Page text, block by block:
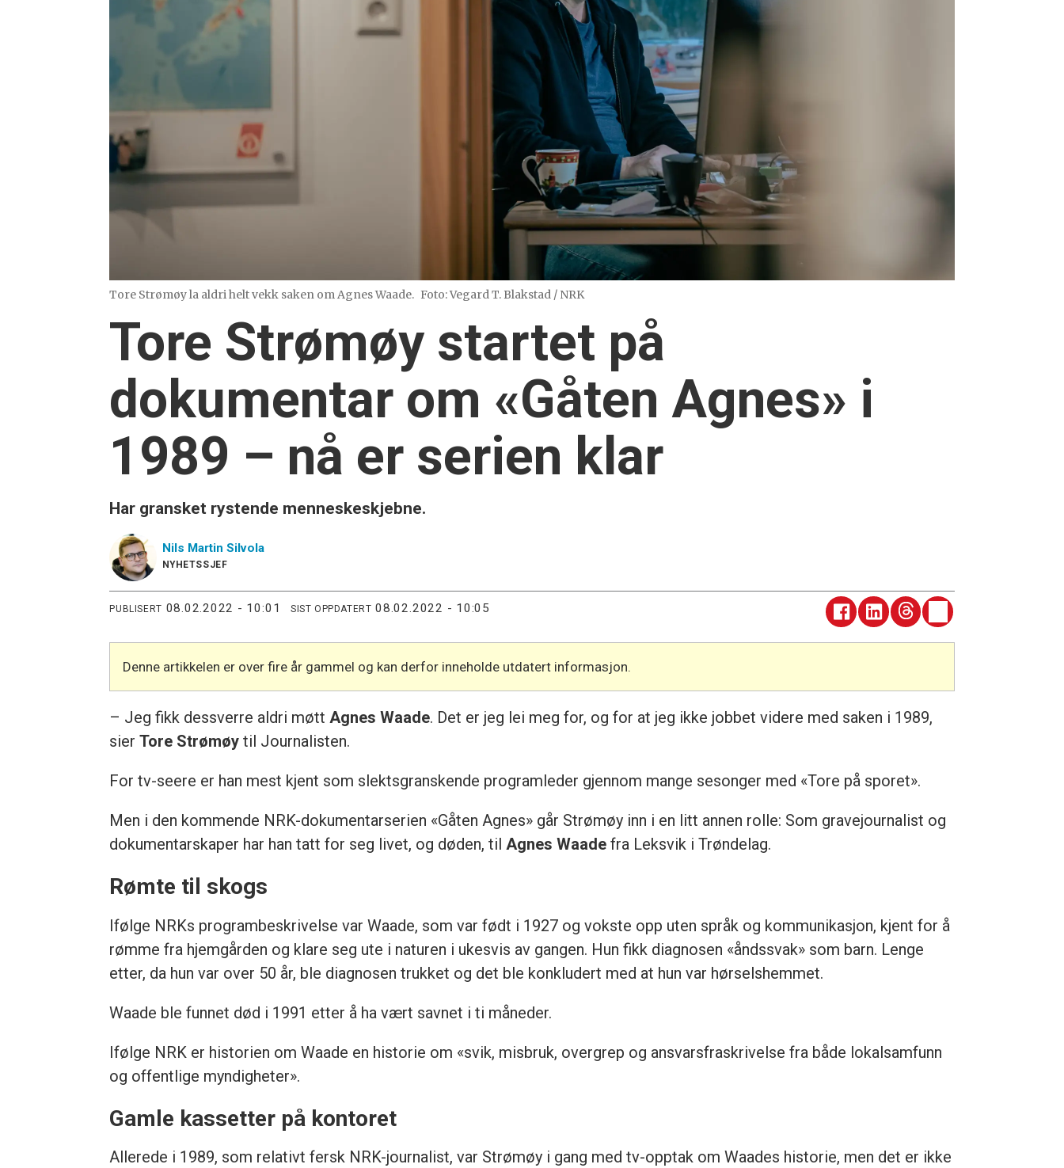
Tore Strømøy la aldri helt vekk saken om Agnes Waade. Foto: Vegard T. Blakstad / NRK
Tore Strømøy startet på
dokumentar om «Gåten Agnes» i
1989 – nå er serien klar
Har gransket rystende menneskeskjebne.
Nils Martin Silvola
NYHETSSJEF
PUBLISERT 08.02.2022 - 10:01 SIST OPPDATERT 08.02.2022 - 10:05
Denne artikkelen er over fire år gammel og kan derfor inneholde utdatert informasjon.
– Jeg fikk dessverre aldri møttAgnes Waade. Det er jeg lei meg for, og for at jeg ikke jobbet videre med saken i 1989,
sierTore Strømøy til Journalisten.
For tv-seere er han mest kjent som slektsgranskende programleder gjennom mange sesonger med «Tore på sporet».
Men i den kommende NRK-dokumentarserien «Gåten Agnes» går Strømøy inn i en litt annen rolle: Som gravejournalist og
dokumentarskaper har han tatt for seg livet, og døden, tilAgnes Waade fra Leksvik i Trøndelag.
Rømte til skogs
Ifølge NRKs programbeskrivelse var Waade, som var født i 1927 og vokste opp uten språk og kommunikasjon, kjent for å
rømme fra hjemgården og klare seg ute i naturen i ukesvis av gangen. Hun fikk diagnosen «åndssvak» som barn. Lenge
etter, da hun var over 50 år, ble diagnosen trukket og det ble konkludert med at hun var hørselshemmet.
Waade ble funnet død i 1991 etter å ha vært savnet i ti måneder.
Ifølge NRK er historien om Waade en historie om «svik, misbruk, overgrep og ansvarsfraskrivelse fra både lokalsamfunn
og offentlige myndigheter».
Gamle kassetter på kontoret
Allerede i 1989, som relativt fersk NRK-journalist, var Strømøy i gang med tv-opptak om Waades historie, men det er ikke